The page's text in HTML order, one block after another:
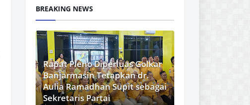
BREAKING NEWS
Rapat Pleno Diperluas Golkar
Banjarmasin Tetapkan dr.
Aulia Ramadhan Supit sebagai
Sekretaris Partai